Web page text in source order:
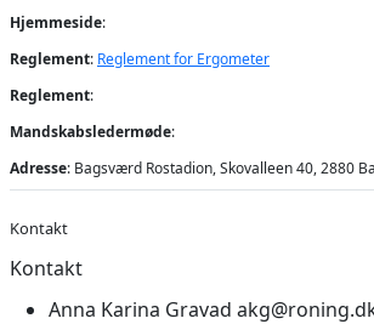
Hjemmeside:
Reglement: Reglement for Ergometer
Reglement:
Mandskabsledermøde:
Adresse: Bagsværd Rostadion, Skovalleen 40, 2880
Kontakt
Kontakt
Anna Karina Gravad